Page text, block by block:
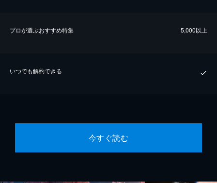
プロが選ぶおすすめ特集 5,000以上
いつでも解約できる
今すぐ読む